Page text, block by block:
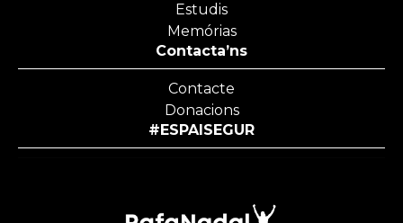
Estudis
Memórias
Contacta’ns
Contacte
Donacions
#ESPAISEGUR